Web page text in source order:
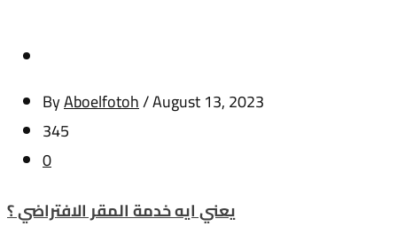
ByAboelfotoh/August 13, 2023
345
0
يعني ايه خدمة المقر الافتراضي ؟